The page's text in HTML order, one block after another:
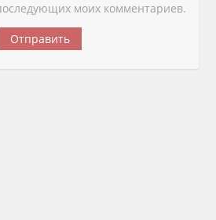
моих комментариев.